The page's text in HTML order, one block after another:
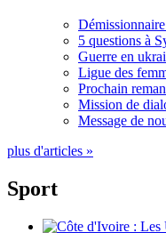
5 questions à
Guerre en
Ligue des
Prochain
Mission de
Message de
plus d'articles »
Sport